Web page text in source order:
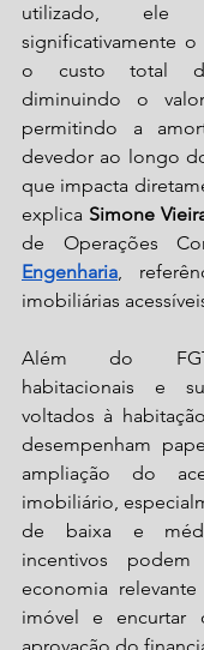
utilizado, ele
significativamente
o custo total
diminuindo o
permitindo a
devedor ao longo
que impacta
explica Simone
de Operações
Engenharia,
imobiliárias
Além do
habitacionais e
voltados à
desempenham
ampliação do
imobiliário,
de baixa e
incentivos podem
economia
imóvel e encurtar